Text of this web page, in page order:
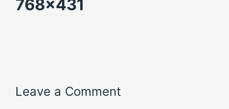
768×431
Leave a Comment